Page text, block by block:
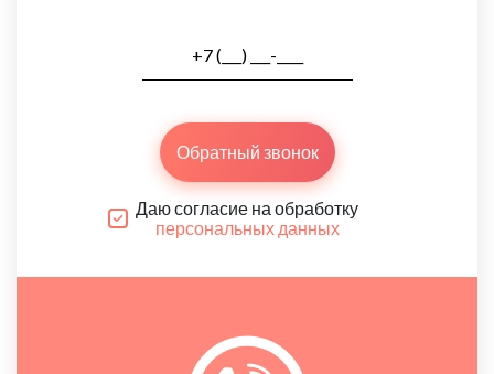
Обратный звонок
Даю согласие на обработку
персональных данных